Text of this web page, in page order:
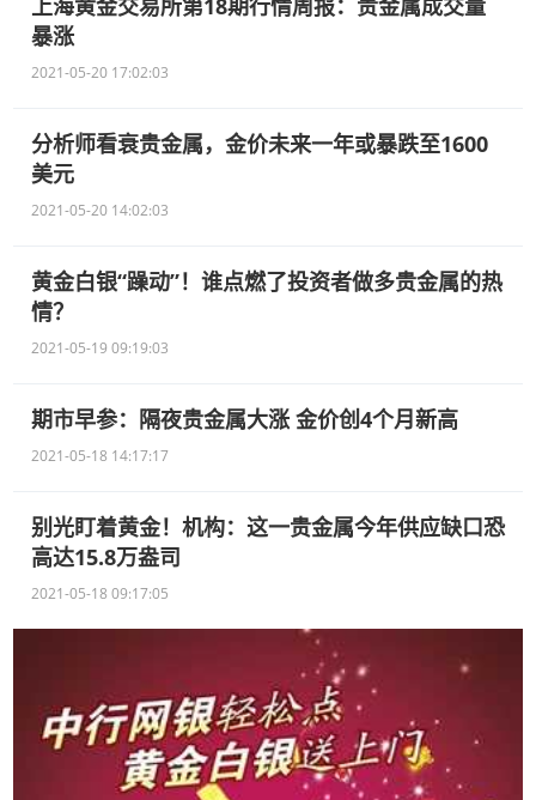
上海黄金交易所第18期行情周报：贵金属成交量
暴涨
2021-05-20 17:02:03
分析师看衰贵金属，金价未来一年或暴跌至1600
美元
2021-05-20 14:02:03
黄金白银“躁动”！谁点燃了投资者做多贵金属的热
情？
2021-05-19 09:19:03
期市早参：隔夜贵金属大涨 金价创4个月新高
2021-05-18 14:17:17
别光盯着黄金！机构：这一贵金属今年供应缺口恐
高达15.8万盎司
2021-05-18 09:17:05